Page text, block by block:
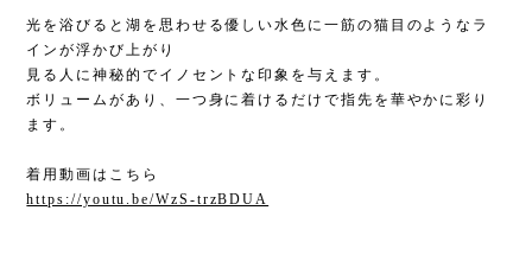
光を浴びると湖を思わせる優しい水色に一筋の猫目のようなラ
インが浮かび上がり
見る人に神秘的でイノセントな印象を与えます。
ボリュームがあり、一つ身に着けるだけで指先を華やかに彩り
ます。
着用動画はこちら
https://youtu.be/WzS-trzBDUA